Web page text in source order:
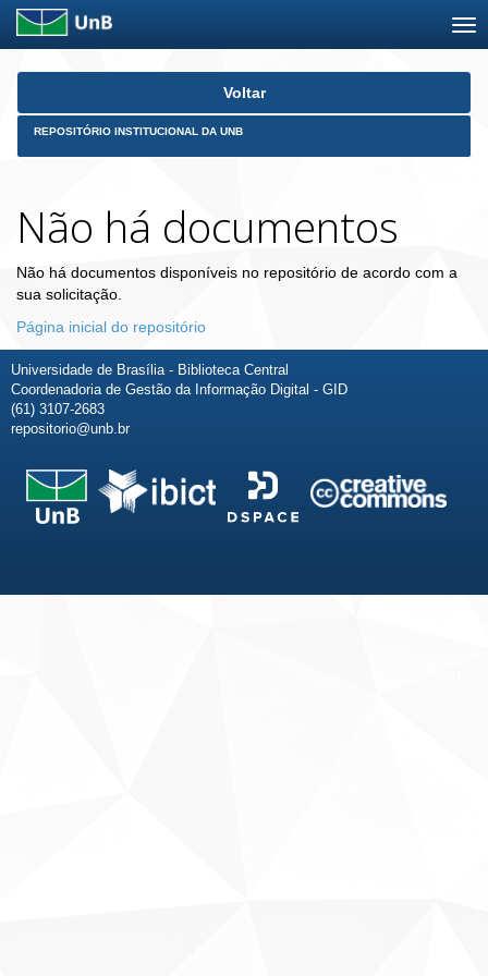
Skip
Voltar
REPOSITÓRIO INSTITUCIONAL DA UNB
Não há documentos
Não há documentos disponíveis no repositório de acordo com a
sua solicitação.
Página inicial do repositório
Universidade de Brasília - Biblioteca Central
Coordenadoria de Gestão da Informação Digital - GID
(61) 3107-2683
repositorio@unb.br